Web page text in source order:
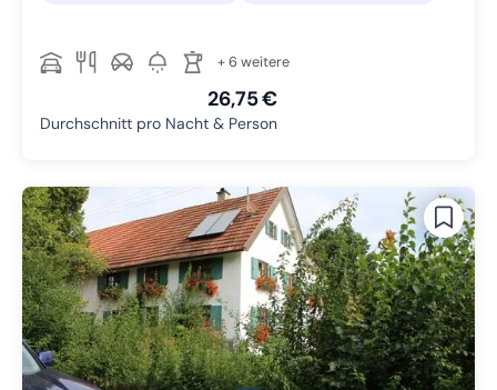
+ 6 weitere
26,75 €
Durchschnitt pro Nacht & Person